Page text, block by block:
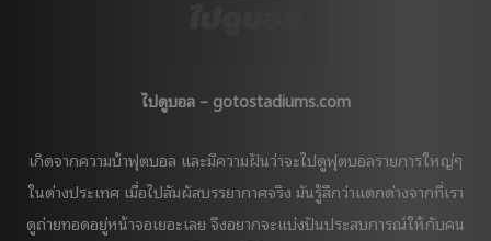
ไปดูบอล – gotostadiums.com
เกิดจากความบ้าฟุตบอล และมีความฝันว่าจะไปดูฟุตบอลรายการใหญ่ๆ
ในต่างประเทศ เมื่อไปสัมผัสบรรยากาศจริง มันรู้สึกว่าแตกต่างจากที่เรา
ดูถ่ายทอดอยู่หน้าจอเยอะเลย จึงอยากจะแบ่งปันประสบการณ์ให้กับคน